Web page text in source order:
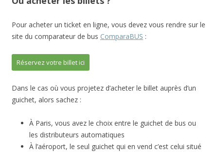
Pour acheter un ticket en ligne, vous devez vous rendre sur le
site du comparateur de bus ComparaBUS :
Réservez votre billet ici
Dans le cas où vous projetez d’acheter le billet auprès d’un
guichet, alors sachez :
À Paris, vous avez le choix entre le guichet de bus ou
les distributeurs automatiques
À l’aéroport, le seul guichet qui en vend c’est celui situé